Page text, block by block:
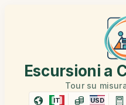
Escursioni a
Tour su
IT USD